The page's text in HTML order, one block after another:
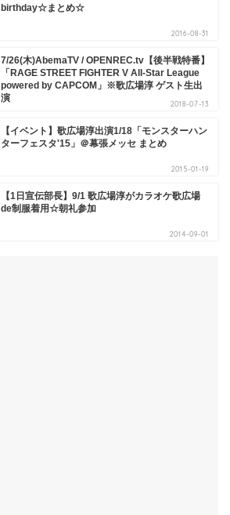
birthday☆まとめ☆
2016-08-31
7/26(木)AbemaTV / OPENREC.tv【後半戦特番】
「RAGE STREET FIGHTER V All-Star League
powered by CAPCOM」※歌広場淳 ゲスト生出
演
2018-07-13
【イベント】歌広場淳出演1/18「モンスターハン
ターフェスタ'15」＠幕張メッセ まとめ
2015-01-19
【1日宣伝部長】9/1 歌広場淳がカラオケ歌広場
de制服着用☆朝礼参加
2014-09-01